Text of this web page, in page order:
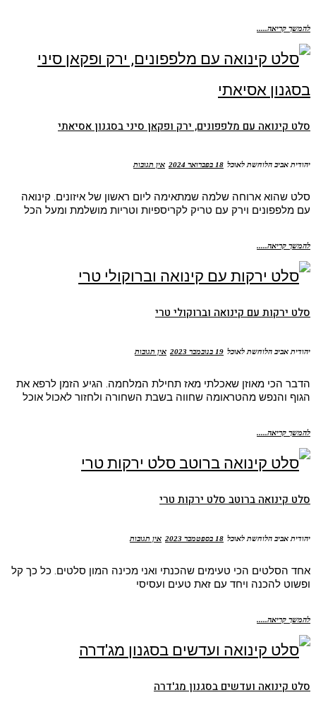
להמשך קריאה.....
סלט קינואה עם מלפפונים, ירק ופקאן סיני בסגנון אסיאתי
יהודית אביב הלוחשת לאוכל 18 בפברואר 2024 אין תגובות
סלט שהוא ארוחה שלמה שמתאימה ליום ראשון של איזונים. קינואה
עם מלפפונים וירק עם טריק לקריספיות וטריות מושלמת ומעל הכל
להמשך קריאה.....
סלט ירקות עם קינואה וברוקולי טרי
יהודית אביב הלוחשת לאוכל 19 בנובמבר 2023 אין תגובות
הדבר הכי מאוזן שאכלתי מאז תחילת המלחמה. הגיע הזמן לרפא את
הגוף והנפש מהטראומה שחווה בשבת השחורה ולחזור לאכול אוכל
להמשך קריאה.....
סלט קינואה ברוטב סלט ירקות טרי
יהודית אביב הלוחשת לאוכל 18 בספטמבר 2023 אין תגובות
אחד הסלטים הכי טעימים שהכנתי ואני מכינה המון סלטים. כל כך קל
ופשוט להכנה ויחד עם זאת טעים ועסיסי
להמשך קריאה.....
סלט קינואה ועדשים בסגנון מג'דרה